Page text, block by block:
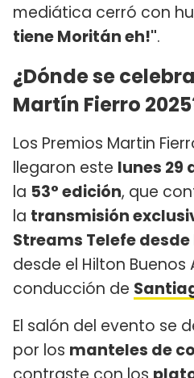
mediática cerró con
tiene Moritán eh!".
¿Dónde se
Martín Fierro
Los Premios Martin
llegaron este lunes 29
la 53° edición, que
la transmisión
Streams Telefe desde
desde el Hilton Buenos
conducción de
El salón del evento se
por los manteles de